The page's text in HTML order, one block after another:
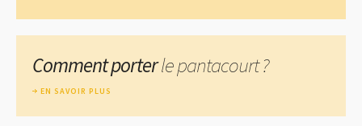
Comment porterle pantacourt ?
EN SAVOIR PLUS